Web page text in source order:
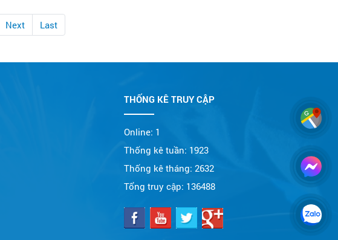
Next Last
THỐNG KÊ TRUY CẬP
Online: 1
Thống kê tuần: 1923
Thống kê tháng: 2632
Tổng truy cập: 136488